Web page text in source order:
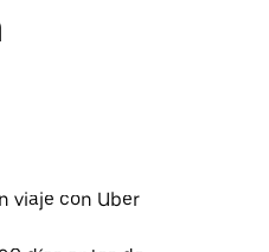
viaje con Uber